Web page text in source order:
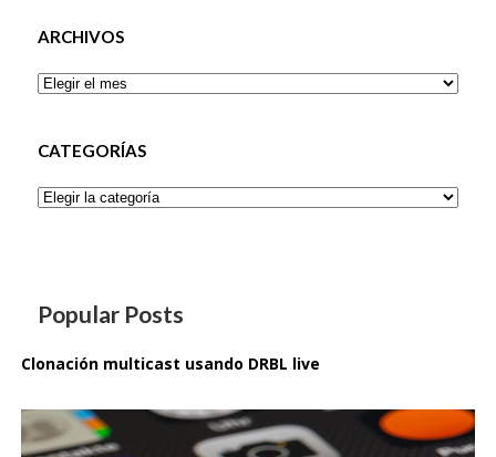
ARCHIVOS
Archivos
CATEGORÍAS
Categorías
Popular Posts
Clonación multicast usando DRBL live